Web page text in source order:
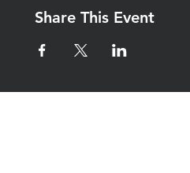
Share This Event